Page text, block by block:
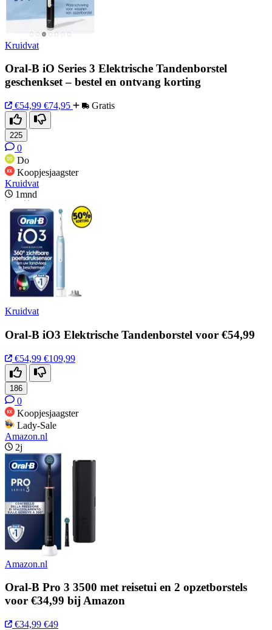
Kruidvat
Oral‑B iO Series 3 Elektrische Tandenborstel
geschenkset – bestel en ontvang korting
€54,99 €74,95 Gratis
225
0
Do
Koopjesjaagster
Kruidvat
1mnd
Kruidvat
Oral-B iO3 Elektrische Tandenborstel voor €54,99
€54,99 €109,99
186
0
Koopjesjaagster
Lady-Sale
Amazon.nl
2j
Amazon.nl
Oral-B Pro 3 3500 met reisetui en 2 opzetborstels
voor €34,99 bij Amazon
€34,99 €49